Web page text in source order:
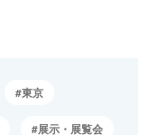
東京
展示・展覧会